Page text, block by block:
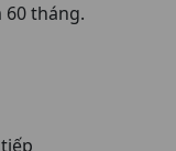
tháng.